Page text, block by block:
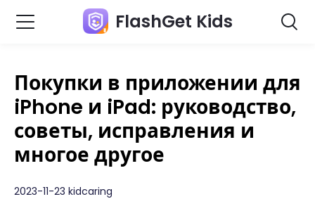
FlashGet Kids
Покупки в приложении для
iPhone и iPad: руководство,
советы, исправления и
многое другое
2023-11-23 kidcaring